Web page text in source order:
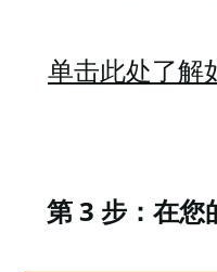
单击此处了解
第 3 步：在您